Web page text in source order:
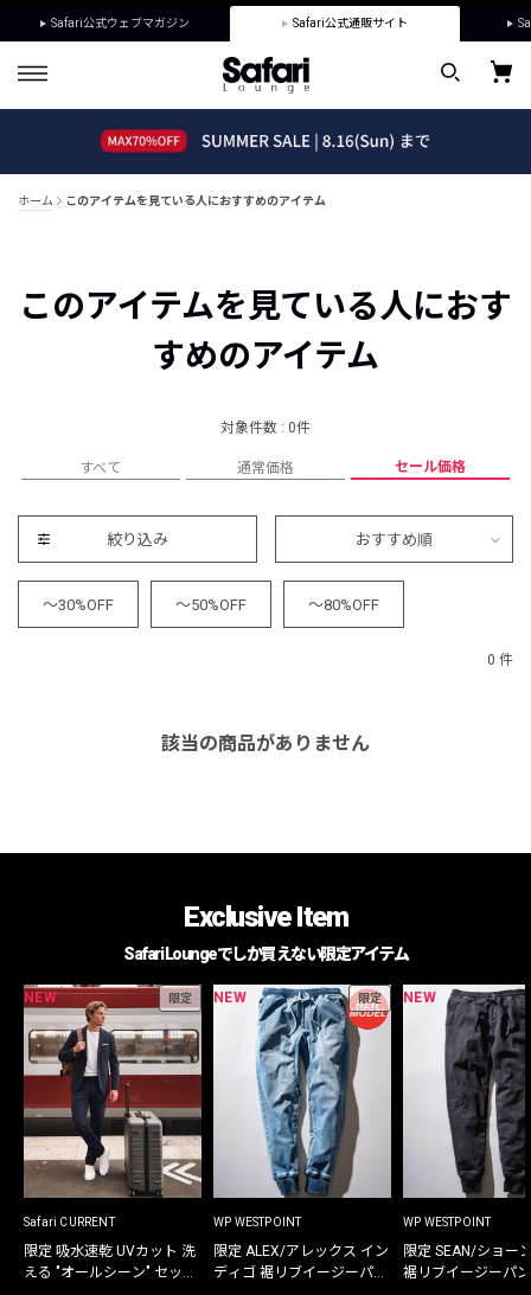
Safari公式ウェブマガジン Safari公式通販サイト
ホーム このアイテムを見ている人におすすめのアイテム
このアイテムを見ている人におす
すめのアイテム
対象件数 : 0件
すべて 通常価格 セール価格
絞り込み おすすめ順
～30%OFF ～50%OFF ～80%OFF
0 件
該当の商品がありません
Exclusive Item
Safari Loungeでしか買えない限定アイテム
NEW 限定
Safari CURRENT
限定 吸水速乾 UVカット 洗
える "オールシーン" セット
NEW 限定
WP WESTPOINT
限定 ALEX/アレックス イン
ディゴ 裾リブイージーパン
NEW
WP WESTPOINT
限定 SEAN/ショー
裾リブイージーパ